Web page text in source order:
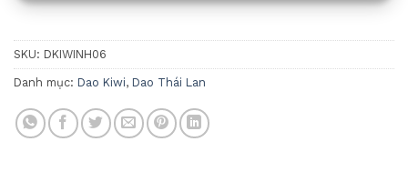
SKU: DKIWINH06
Danh mục: Dao Kiwi, Dao Thái Lan